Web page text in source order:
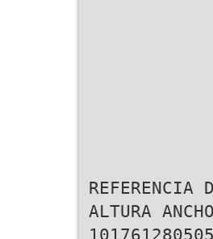
REFERENCIA
ALTURA ANCHO